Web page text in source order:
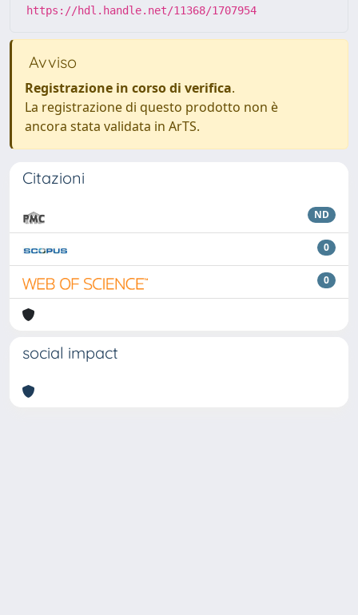
https://hdl.handle.net/11368/1707954
Avviso
Registrazione in corso di verifica.
La registrazione di questo prodotto non è
ancora stata validata in ArTS.
Citazioni
ND
0
0
social impact